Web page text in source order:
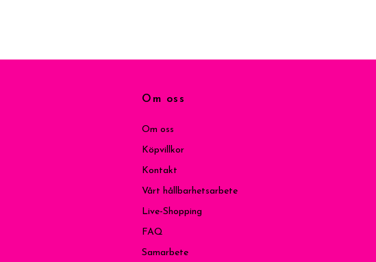
Om oss
Om oss
Köpvillkor
Kontakt
Vårt hållbarhetsarbete
Live-Shopping
FAQ
Samarbete